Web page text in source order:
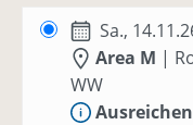
Sa.,
Area M |
WW